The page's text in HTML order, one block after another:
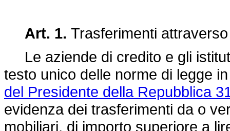
Art. 1. Trasferimenti
Le aziende di credito e gli
testo unico delle norme di legge
del Presidente della Repubblica
evidenza dei trasferimenti da o
mobiliari, di importo superiore a